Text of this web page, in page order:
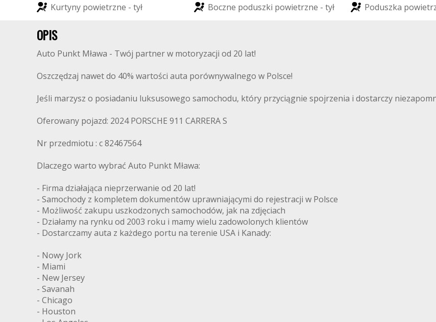
Kurtyny powietrzne - tył Boczne poduszki powietrzne - tył Poduszka powietr
OPIS
Auto Punkt Mława - Twój partner w motoryzacji od 20 lat!
Oszczędzaj nawet do 40% wartości auta porównywalnego w Polsce!
Jeśli marzysz o posiadaniu luksusowego samochodu, który przyciągnie spojrzenia i dostarczy
Oferowany pojazd: 2024 PORSCHE 911 CARRERA S
Nr przedmiotu : c 82467564
Dlaczego warto wybrać Auto Punkt Mława:
- Firma działająca nieprzerwanie od 20 lat!
- Samochody z kompletem dokumentów uprawniającymi do rejestracji w Polsce
- Możliwość zakupu uszkodzonych samochodów, jak na zdjęciach
- Działamy na rynku od 2003 roku i mamy wielu zadowolonych klientów
- Dostarczamy auta z każdego portu na terenie USA i Kanady:
- Nowy Jork
- Miami
- New Jersey
- Savanah
- Chicago
- Houston